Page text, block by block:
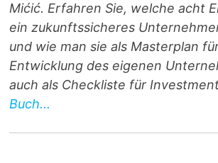
Mićić. Erfahren Sie, welche acht
ein zukunftssicheres
und wie man sie als Masterplan
Entwicklung des eigenen
auch als Checkliste für
Buch...